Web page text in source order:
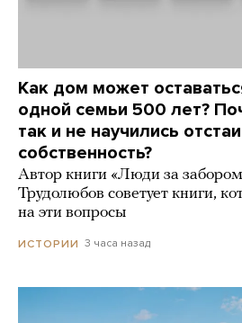
Как дом может
одной семьи 500 лет?
так и не научились
собственность?
Автор книги «Люди за
Трудолюбов советует книги,
на эти вопросы
ИСТОРИИ 3 часа назад